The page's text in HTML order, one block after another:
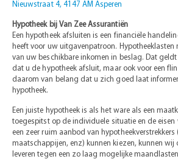
Nieuwstraat 4, 4147 AM Asperen
Hypotheek bij Van Zee Assurantiën
Een hypotheek afsluiten is een financiële
heeft voor uw uitgavenpatroon. Hypotheeklasten
van uw beschikbare inkomen in beslag. Dat
dat u de hypotheek afsluit, maar ook voor een
daarom van belang dat u zich goed laat
hypotheek.
Een juiste hypotheek is als het ware als een
toegespitst op de individuele situatie en de
een zeer ruim aanbod van hypotheekverstrekkers
maatschappijen, enz) kunnen kiezen, kunnen wij
leveren tegen een zo laag mogelijke